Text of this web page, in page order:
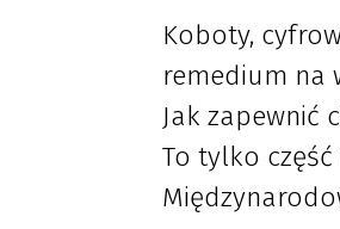
Koboty,
remedium na
Jak zapewnić
To tylko